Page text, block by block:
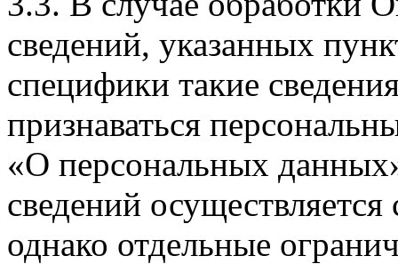
сведений, указанных
специфики такие
признаваться
«О персональных
сведений
однако отдельные